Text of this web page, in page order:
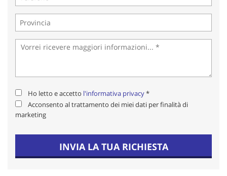
Ho letto e accetto l'informativa privacy*
Acconsento al trattamento dei miei dati per finalità di
marketing
INVIA LA TUA RICHIESTA
la
cookie
policy
Salva